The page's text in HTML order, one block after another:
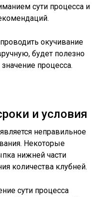
сути процесса и
окучивание
будет полезно
процесса.
и условия
неправильное
Некоторые
нижней части
количества клубней.
сути процесса